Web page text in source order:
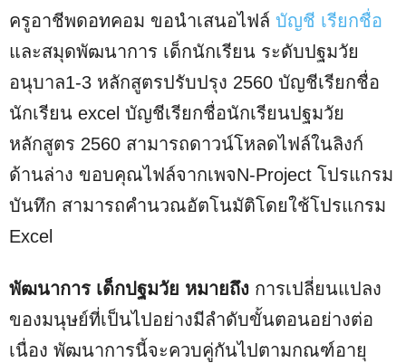
ครูอาชีพดอทคอม ขอนำเสนอไฟล์ บัญชี เรียกชื่อ
และสมุดพัฒนาการ เด็กนักเรียน ระดับปฐมวัย
อนุบาล1-3 หลักสูตรปรับปรุง 2560 บัญชีเรียกชื่อ
นักเรียน excel บัญชีเรียกชื่อนักเรียนปฐมวัย
หลักสูตร 2560 สามารถดาวน์โหลดไฟล์ในลิงก์
ด้านล่าง ขอบคุณไฟล์จากเพจN-Project โปรแกรม
บันทึก สามารถคำนวณอัตโนมัติโดยใช้โปรแกรม
Excel
พัฒนาการ เด็กปฐมวัย หมายถึง การเปลี่ยนแปลง
ของมนุษย์ที่เป็นไปอย่างมีลำดับขั้นตอนอย่างต่อ
เนื่อง พัฒนาการนี้จะควบคู่กันไปตามกณฑ์อายุ